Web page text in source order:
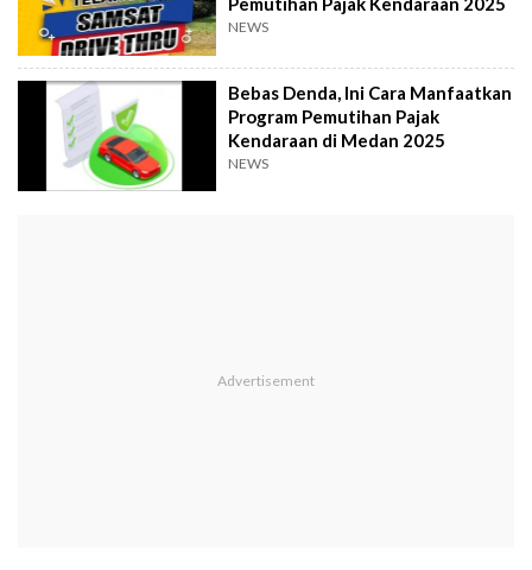
NEWS
Bebas Denda, Ini Cara Manfaatkan
Program Pemutihan Pajak
Kendaraan di Medan 2025
NEWS